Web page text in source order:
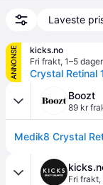
Laveste
ANNONSE
kicks.no
Fri frakt, 1–5 dager
Crystal Retinal
Boozt
89 kr
Medik8 Crystal
Fri frakt,